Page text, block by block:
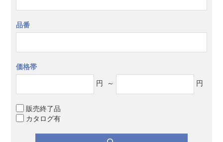
品番
価格帯
円 ～ 円
販売終了品
カタログ有